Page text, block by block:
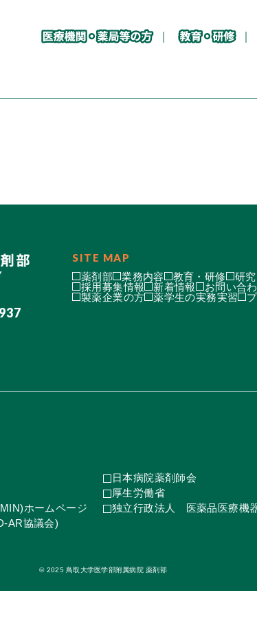
SITE MAP
薬剤部 業務内容 教育・研修 研
採用募集情報
新着情報 お問い合
製薬企業の方
薬学生の実務実習
日本病院薬剤師会
厚生労働省
ホームページ
独立行政法人 医薬品医療機
AR協議会)
© 2025 鳥取大学医学部附属病院 薬剤部